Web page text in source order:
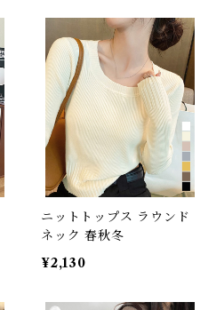
ニットトップス ラウンド
ネック 春秋冬
¥2,130